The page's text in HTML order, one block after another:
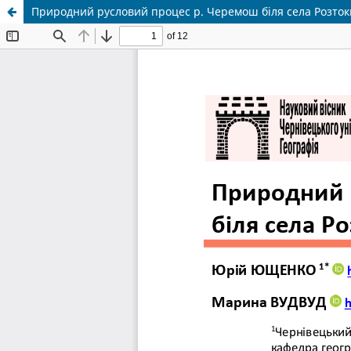
Природний русловий процес р. Черемош біля села